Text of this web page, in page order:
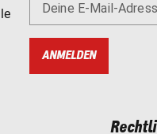
Deine E-Mail-
ANMELDEN